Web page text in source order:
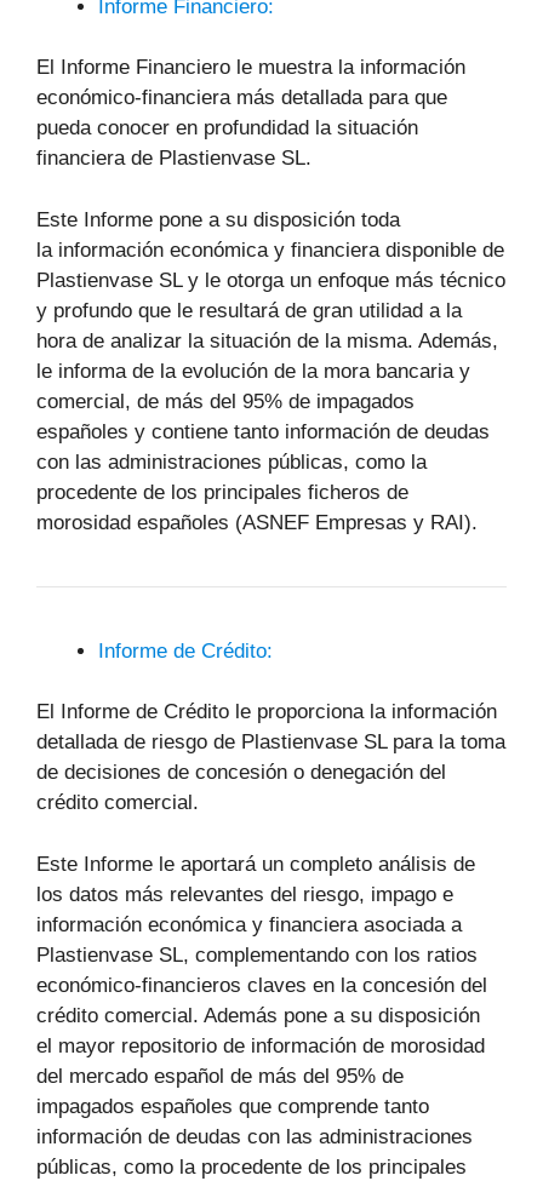
Informe Financiero:
El Informe Financiero le muestra la información
económico-financiera más detallada para que
pueda conocer en profundidad la situación
financiera de Plastienvase SL.
Este Informe pone a su disposición toda
la información económica y financiera disponible de
Plastienvase SL y le otorga un enfoque más técnico
y profundo que le resultará de gran utilidad a la
hora de analizar la situación de la misma. Además,
le informa de la evolución de la mora bancaria y
comercial, de más del 95% de impagados
españoles y contiene tanto información de deudas
con las administraciones públicas, como la
procedente de los principales ficheros de
morosidad españoles (ASNEF Empresas y RAI).
Informe de Crédito:
El Informe de Crédito le proporciona la información
detallada de riesgo de Plastienvase SL para la toma
de decisiones de concesión o denegación del
crédito comercial.
Este Informe le aportará un completo análisis de
los datos más relevantes del riesgo, impago e
información económica y financiera asociada a
Plastienvase SL, complementando con los ratios
económico-financieros claves en la concesión del
crédito comercial. Además pone a su disposición
el mayor repositorio de información de morosidad
del mercado español de más del 95% de
impagados españoles que comprende tanto
información de deudas con las administraciones
públicas, como la procedente de los principales